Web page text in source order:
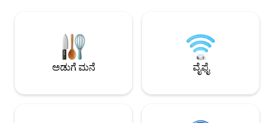
ಜಿಲ್ಲೆಯಲ್ಲಿ ಕೇಂದ್ರೀಕೃತವಾಗಿದೆ • ಸುರಂಗಮಾರ್ಗ
ನಿಲ್ದಾಣಕ್ಕೆ 5 ನಿಮಿಷಗಳು: ವೊಲ್ಕ್ಸ್‌ಥಿಯೇಟರ್ (U3,
U2) • ಅಲ್ಲಿಂದ ನಗರ ಕೇಂದ್ರವಾದ ಸ್ಟೀಫನ್ಸ್‌ಪ್ಲಾಟ್ಜ್‌ಗೆ 2
ನಿಲುಗಡೆಗಳು • ನೆಲ ಮಹಡಿ ಅಪಾರ್ಟ್‌ಮೆಂಟ್ • ಸ್ತಬ್ಧ
ವ್ಯಕ್ತಿಗಳಿಗೆ 40 ಚದರ ಮೀಟರ್ ಅಪಾರ್ಟ್‌ಮೆಂಟ್
ಲಿವಿಂಗ್ ಏರಿಯಾ ✔
ಅಡುಗೆಮನೆ ✔ ಖಾಸಗಿ
ಅಡುಗೆ ಮನೆ ವೈಫೈ